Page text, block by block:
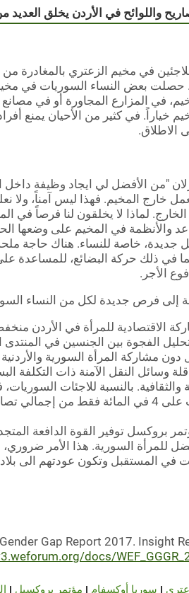
واللوائح في الأردن يخلق العديد
في مخيم الزعتري بالمغادرة
حصلت بعض النساء السوريات في
في المزارع المجاورة أو في مصانع
خياراً. في كثير من الأحيان يمنع
الاطلاق.
"من الأفضل لي ايجاد وظيفة داخل
خارج المخيم. فهذا ليس آمناً،
لماذا لا يخلقون لنا فرصاً
والأنظمة في المخيم على وضعها
خاصة للنساء. هناك حاجة
في ذلك حركة البضائع، للمساعدة
الأجر.
إلى فرص جديدة لكل من النساء
دون مشاركة المرأة السورية
وسائل النقل الآمنة ذات التكلفة
والثقافية. بالنسبة للاجئات
الصادرة للاجئين السوريين.
بروكسل توفير القوة الدافعة
للمرأة السورية. هذا الأمر
في المستقبل وتكون عودتهم الى
docs/
مؤتمر بروكسيل سوريا أوكسفام